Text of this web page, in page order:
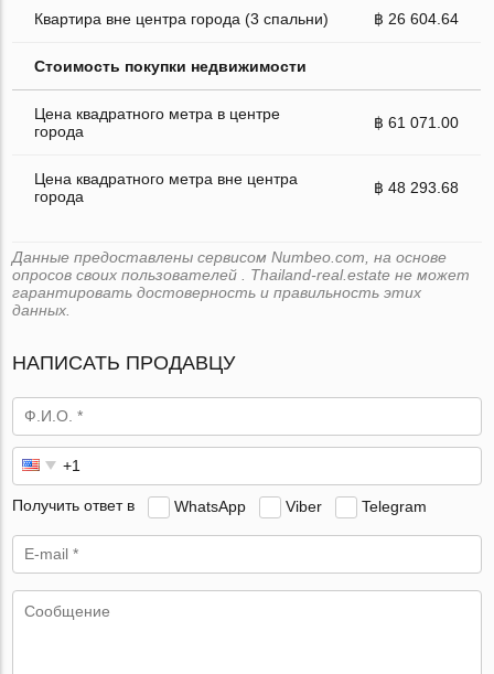
Квартира вне центра города (3 спальни) ฿ 26 604.64
Стоимость покупки недвижимости
Цена квадратного метра в центре
города
฿ 61 071.00
Цена квадратного метра вне центра
города
฿ 48 293.68
Данные предоставлены сервисом Numbeo.com, на основе
опросов своих пользователей . Thailand-real.estate не может
гарантировать достоверность и правильность этих
данных.
НАПИСАТЬ ПРОДАВЦУ
Получить ответ в WhatsApp Viber Telegram